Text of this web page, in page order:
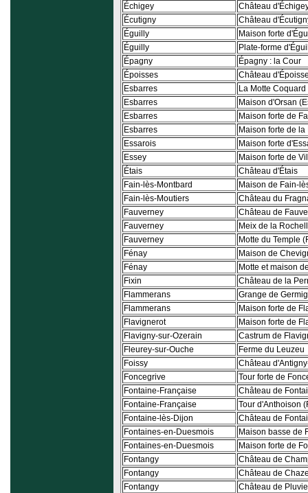
Échigey
Château
Écutigny
Château
Éguilly
Maison forte
Éguilly
Plate-forme
Épagny
Épagny : la Cour
Époisses
Château
Esbarres
La Motte
Esbarres
Maison d'Orsan
Esbarres
Maison forte de
Esbarres
Maison forte de
Essarois
Maison forte
Essey
Maison forte de
Étais
Château d'Étais
Fain-lès-Montbard
Maison de Fain-
Fain-lès-Moutiers
Château du
Fauverney
Château de
Fauverney
Meix de la
Fauverney
Motte du Temple
Fénay
Maison de
Fénay
Motte et maison
Fixin
Château de la
Flammerans
Grange de
Flammerans
Maison forte de
Flavignerot
Maison forte de
Flavigny-sur-Ozerain
Castrum de
Fleurey-sur-Ouche
Ferme du Leuzeu
Foissy
Château
Foncegrive
Tour forte de
Fontaine-Française
Château de
Fontaine-Française
Tour d'Anthoison
Fontaine-lès-Dijon
Château de
Fontaines-en-Duesmois
Maison basse de
Fontaines-en-Duesmois
Maison forte de
Fontangy
Château de
Fontangy
Château de
Fontangy
Château de